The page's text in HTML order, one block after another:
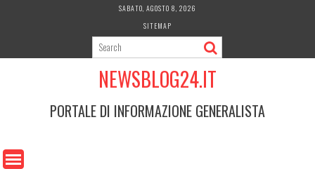
SABATO, AGOSTO 8, 2026
SITEMAP
NEWSBLOG24.IT
PORTALE DI INFORMAZIONE GENERALISTA